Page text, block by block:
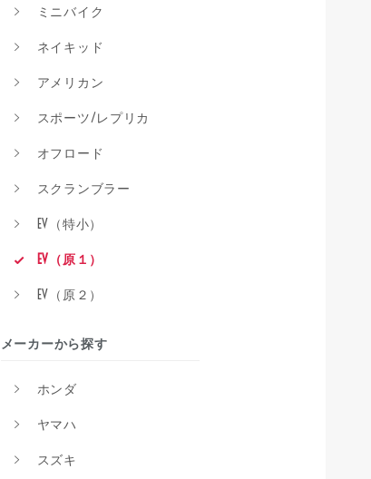
ミニバイク
ネイキッド
アメリカン
スポーツ/レプリカ
オフロード
スクランブラー
EV（特小）
EV（原１）
EV（原２）
メーカーから探す
ホンダ
ヤマハ
スズキ